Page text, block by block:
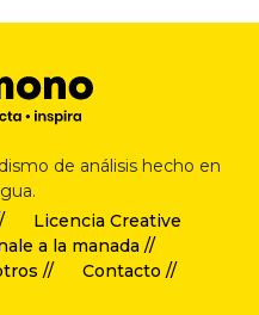
de análisis hecho en
Licencia Creative
a la manada //
//
Contacto //